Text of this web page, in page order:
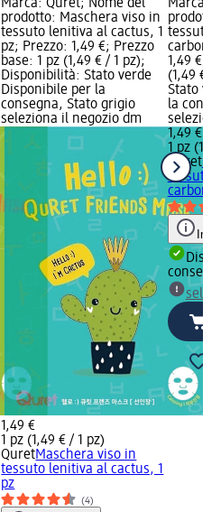
Marca: Quret; Nome del
prodotto: Maschera viso in
tessuto lenitiva al cactus, 1
pz; Prezzo: 1,49 €; Prezzo
base: 1 pz (1,49 € / 1 pz);
Disponibilità: Stato verde
Disponibile per la
consegna, Stato grigio
seleziona il negozio dm
1,49 €
1 pz (1,49 € / 1 pz)
QuretMaschera viso in
tessuto lenitiva al cactus, 1
pz
(4)
Marca:
tessuto
1,49 €;
(1,49 € /
Stato
la
1,49 €
1 pz
Quret
tessuto